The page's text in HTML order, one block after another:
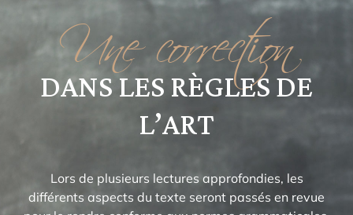
Une correction
DANS LES RÈGLES DE
L’ART
Lors de plusieurs lectures approfondies, les
différents aspects du texte seront passés en revue